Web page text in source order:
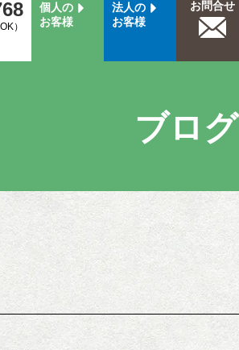
）
個人の
お客様
法人の
お客様
お問合せ
ブログ